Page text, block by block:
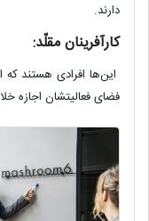
دارند.
کارآفرینان مقلّد:
این‌ها افرادی هستند که
فضای فعالیتشان اجازه